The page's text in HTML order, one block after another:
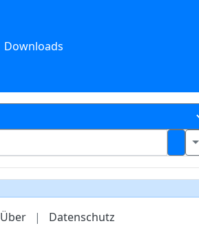
Downloads
Über | Datenschutz